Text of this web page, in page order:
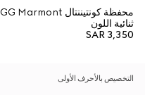
محفظة كونتيننتال GG Marmont
ثنائية اللون
SAR 3,350
التخصيص بالأحرف الأولى